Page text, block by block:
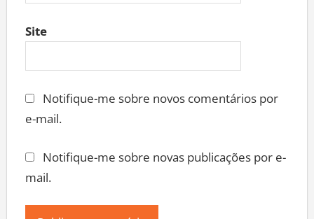
Site
Notifique-me sobre novos comentários por
e-mail.
Notifique-me sobre novas publicações por e-
mail.